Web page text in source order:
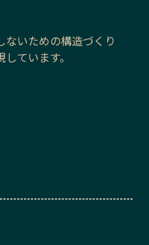
ないための構造づくり
ています。